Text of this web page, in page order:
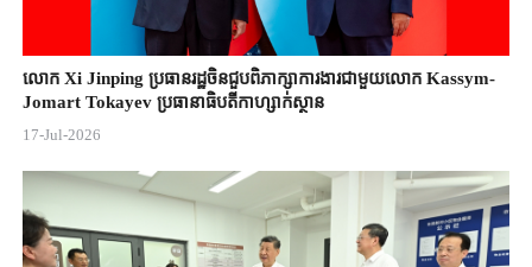
លោក Xi Jinping ប្រធានរដ្ឋចិន​ជួបពិភាក្សា​ការងារជាមួយ​លោក Kassym-
Jomart ​Tokayev ​ប្រធានាធិបតី​កាហ្សាក់ស្ថាន​
17-Jul-2026